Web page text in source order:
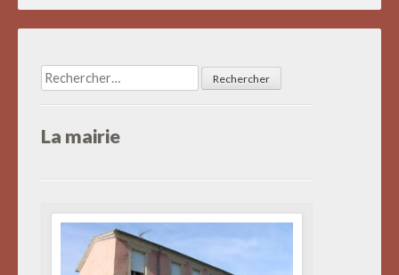
Rechercher :
La mairie